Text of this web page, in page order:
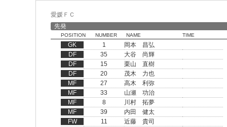
愛媛ＦＣ
先発
POSITION NUMBER NAME TIME
GK 1
岡本 昌弘
DF
35
大谷 尚輝
DF
15
栗山 直樹
DF
20
茂木 力也
MF
27
高木 利弥
MF
33
山瀬 功治
MF
8
川村 拓夢
MF
39
内田 健太
FW
11
近藤 貴司